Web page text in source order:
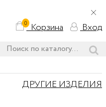
Корзина
0 Вход
ДРУГИЕ ИЗДЕЛИЯ